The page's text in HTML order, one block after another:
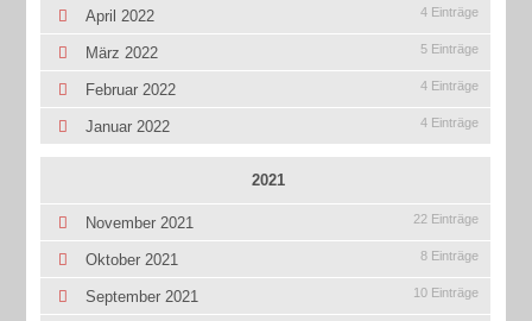
April 2022 4 Einträge
März 2022 5 Einträge
Februar 2022 4 Einträge
Januar 2022 4 Einträge
2021
November 2021 22 Einträge
Oktober 2021 8 Einträge
September 2021 10 Einträge